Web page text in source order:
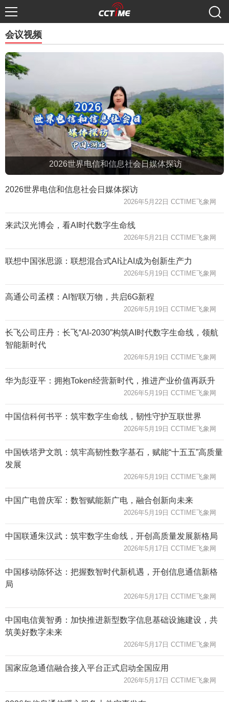
会议视频
2026世界电信和信息社会日媒体探访
2026世界电信和信息社会日媒体探访
2026年5月22日 CCTIME飞象网
来武汉光博会，看AI时代数字生命线
2026年5月21日 CCTIME飞象网
联想中国张思源：联想混合式AI让AI成为创新生产力
2026年5月19日 CCTIME飞象网
高通公司孟樸：AI智联万物，共启6G新程
2026年5月19日 CCTIME飞象网
长飞公司庄丹：长飞“AI-2030”构筑AI时代数字生命线，领航
智能新时代
2026年5月19日 CCTIME飞象网
华为彭亚平：拥抱Token经营新时代，推进产业价值再跃升
2026年5月19日 CCTIME飞象网
中国信科何书平：筑牢数字生命线，韧性守护互联世界
2026年5月19日 CCTIME飞象网
中国铁塔尹文凯：筑牢高韧性数字基石，赋能“十五五”高质量
发展
2026年5月19日 CCTIME飞象网
中国广电曾庆军：数智赋能新广电，融合创新向未来
2026年5月19日 CCTIME飞象网
中国联通朱汉武：筑牢数字生命线，开创高质量发展新格局
2026年5月17日 CCTIME飞象网
中国移动陈怀达：把握数智时代新机遇，开创信息通信新格
局
2026年5月17日 CCTIME飞象网
中国电信黄智勇：加快推进新型数字信息基础设施建设，共
筑美好数字未来
2026年5月17日 CCTIME飞象网
国家应急通信融合接入平台正式启动全国应用
2026年5月17日 CCTIME飞象网